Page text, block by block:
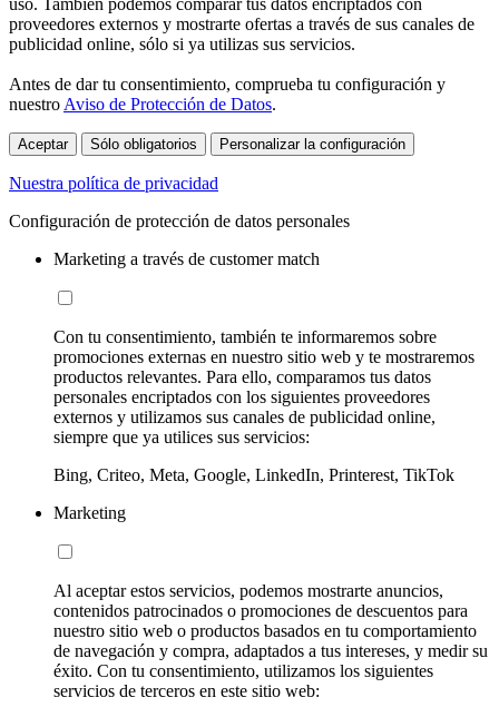
uso. También podemos comparar tus datos encriptados con
proveedores externos y mostrarte ofertas a través de sus canales de
publicidad online, sólo si ya utilizas sus servicios.
Antes de dar tu consentimiento, comprueba tu configuración y
nuestro Aviso de Protección de Datos.
Aceptar Sólo obligatorios Personalizar la configuración
Nuestra política de privacidad
Configuración de protección de datos personales
Marketing a través de customer match
Con tu consentimiento, también te informaremos sobre
promociones externas en nuestro sitio web y te mostraremos
productos relevantes. Para ello, comparamos tus datos
personales encriptados con los siguientes proveedores
externos y utilizamos sus canales de publicidad online,
siempre que ya utilices sus servicios:
Bing, Criteo, Meta, Google, LinkedIn, Printerest, TikTok
Marketing
Al aceptar estos servicios, podemos mostrarte anuncios,
contenidos patrocinados o promociones de descuentos para
nuestro sitio web o productos basados en tu comportamiento
de navegación y compra, adaptados a tus intereses, y medir su
éxito. Con tu consentimiento, utilizamos los siguientes
servicios de terceros en este sitio web: